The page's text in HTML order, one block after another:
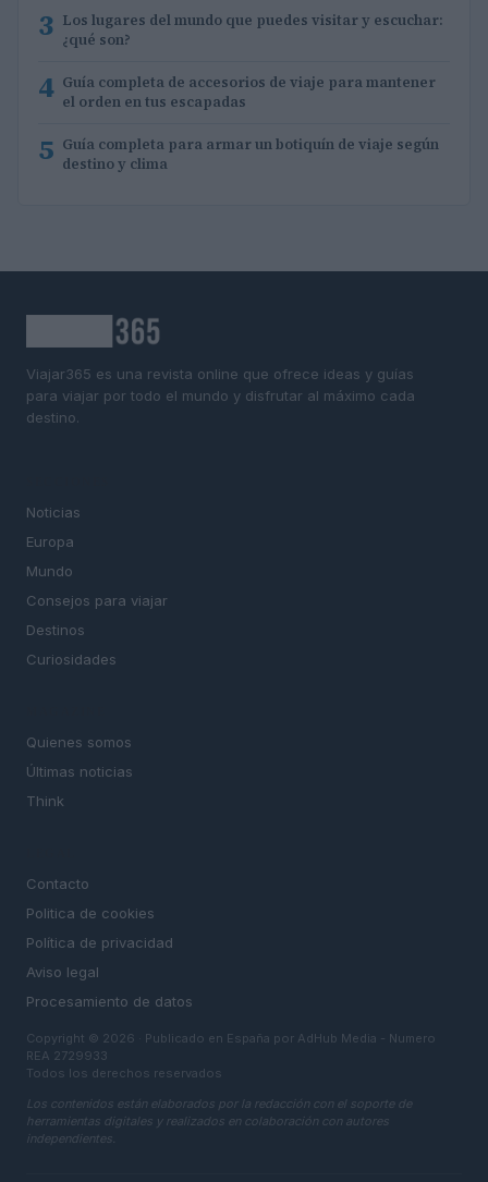
3 Los lugares del mundo que puedes visitar y escuchar:
¿qué son?
4 Guía completa de accesorios de viaje para mantener
el orden en tus escapadas
5 Guía completa para armar un botiquín de viaje según
destino y clima
Viajar365 es una revista online que ofrece ideas y guías
para viajar por todo el mundo y disfrutar al máximo cada
destino.
Noticias
Europa
Mundo
Consejos para viajar
Destinos
Curiosidades
Quienes somos
Últimas noticias
Think
Contacto
Politica de cookies
Política de privacidad
Aviso legal
Procesamiento de datos
Copyright © 2026 · Publicado en España por AdHub Media - Numero
REA 2729933
Todos los derechos reservados
Los contenidos están elaborados por la redacción con el soporte de
herramientas digitales y realizados en colaboración con autores
independientes.